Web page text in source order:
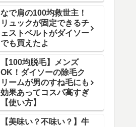
なで肩の100均救世主！
リュックが固定できるチ
ェストベルトがダイソー
でも買えたよ
【100均脱毛】メンズ
OK！ダイソーの除毛ク
リームが男のすね毛にも
効果あってコスパ高すぎ
【使い方】
【美味い？不味い？】牛